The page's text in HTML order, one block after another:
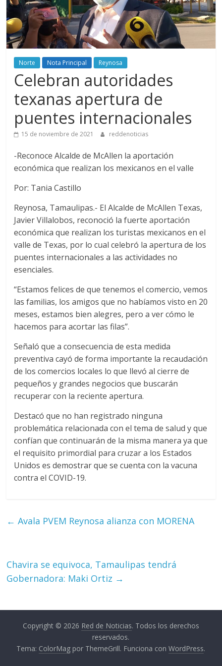
Norte Nota Principal Reynosa
Celebran autoridades
texanas apertura de
puentes internacionales
15 de noviembre de 2021 reddenoticias
-Reconoce Alcalde de McAllen la aportación
económica que realizan los mexicanos en el valle
Por: Tania Castillo
Reynosa, Tamaulipas.- El Alcalde de McAllen Texas,
Javier Villalobos, reconoció la fuerte aportación
económica que realizan los turistas mexicanos en el
valle de Texas, por lo cual celebró la apertura de los
puentes internacionales a las actividades no
esenciales.
“Estamos felices de que tenemos el comercio, vemos
las familias, los amigos que no habíamos visto en 20
meses, estamos bien alegres, pero a ver cómo le
hacemos para acortar las filas”.
Señaló que a consecuencia de esta medida
preventiva cayó de forma importante la recaudación
de los comercios locales lo que llevó al cierre de
pequeños y grandes negocios que buscarán
recuperar con la reciente apertura.
Destacó que no han registrado ninguna
problemática relacionada con el tema de salud y que
confían que continuarán de la misma manera ya que
el requisito primordial para cruzar a los Estados
Unidos es demostrar que se cuenta con la vacuna
contra el COVID-19.
← Avala PVEM Reynosa alianza con MORENA
Chavira se equivoca, Tamaulipas tendrá
Gobernadora: Maki Ortiz →
Copyright © 2026 Red de Noticias. Todos los derechos
reservados.
Tema: ColorMag por ThemeGrill. Funciona conWordPress.